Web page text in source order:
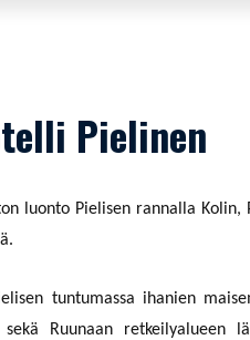
Pielinen
luonto Pielisen rannalla Kolin,
tuntumassa ihanien
sekä Ruunaan retkeilyalueen